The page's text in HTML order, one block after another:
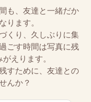
も、友達と一緒だか
ります。
くり、久しぶりに集
ごす時間は写真に残
えります。
すために、友達との
んか？